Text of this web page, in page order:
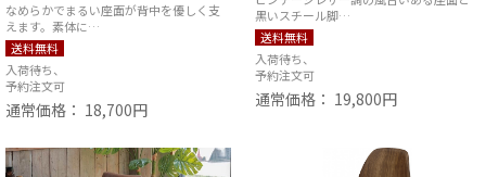
なめらかでまるい座面が背中を優しく支
えます。素体に…
送料無料
入荷待ち、
予約注文可
通常価格： 18,700円
黒いスチール脚…
送料無料
入荷待ち、
予約注文可
通常価格： 19,800円